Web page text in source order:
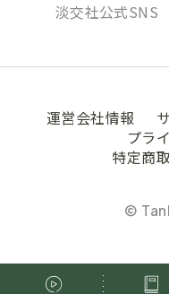
淡交社公式SNS
運営会社情報
プラ
特定商
©